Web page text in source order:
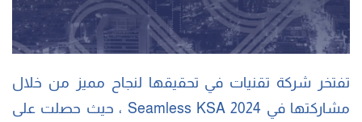
تفتخر شركة تقنيات في تحقيقها لنجاح مميز من خلال
مشاركتها في Seamless KSA 2024 ، حيث حصلت على